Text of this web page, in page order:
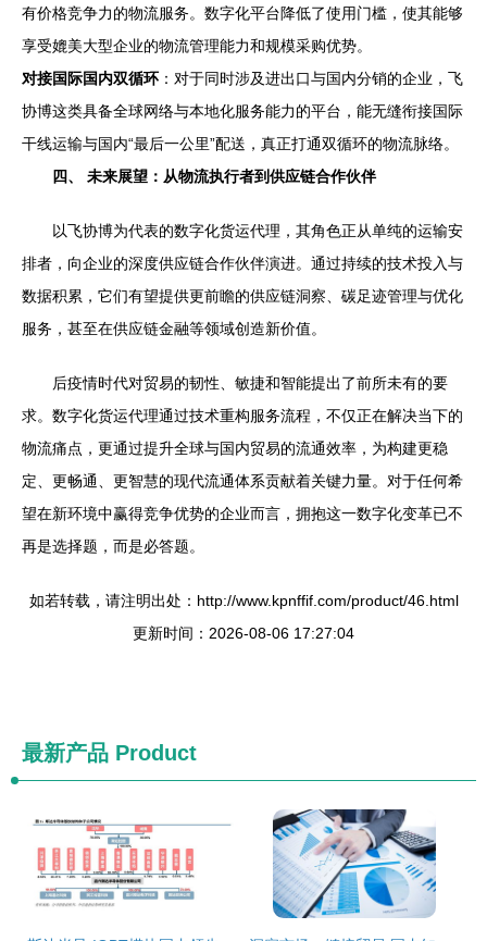
有价格竞争力的物流服务。数字化平台降低了使用门槛，使其能够
享受媲美大型企业的物流管理能力和规模采购优势。
对接国际国内双循环：对于同时涉及进出口与国内分销的企业，飞
协博这类具备全球网络与本地化服务能力的平台，能无缝衔接国际
干线运输与国内“最后一公里”配送，真正打通双循环的物流脉络。
四、 未来展望：从物流执行者到供应链合作伙伴
以飞协博为代表的数字化货运代理，其角色正从单纯的运输安
排者，向企业的深度供应链合作伙伴演进。通过持续的技术投入与
数据积累，它们有望提供更前瞻的供应链洞察、碳足迹管理与优化
服务，甚至在供应链金融等领域创造新价值。
后疫情时代对贸易的韧性、敏捷和智能提出了前所未有的要
求。数字化货运代理通过技术重构服务流程，不仅正在解决当下的
物流痛点，更通过提升全球与国内贸易的流通效率，为构建更稳
定、更畅通、更智慧的现代流通体系贡献着关键力量。对于任何希
望在新环境中赢得竞争优势的企业而言，拥抱这一数字化变革已不
再是选择题，而是必答题。
如若转载，请注明出处：http://www.kpnffif.com/product/46.html
更新时间：2026-08-06 17:27:04
最新产品 Product